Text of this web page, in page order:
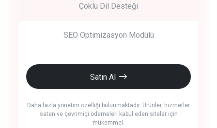
Çoklu Dil Desteği
SEO Optimizasyon Modülü
Satın Al
Daha fazla yönetim özelliği bulunmaktadır. Ürünler, hizmetler
satan ve çevrimiçi ödemeleri kabul eden siteler için
mükemmel.